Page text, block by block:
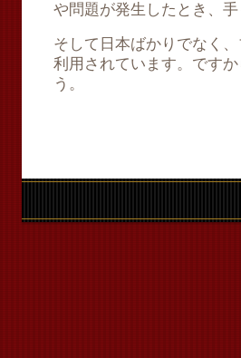
や問題が発生したとき、
そして日本ばかりでなく
利用されています。です
う。